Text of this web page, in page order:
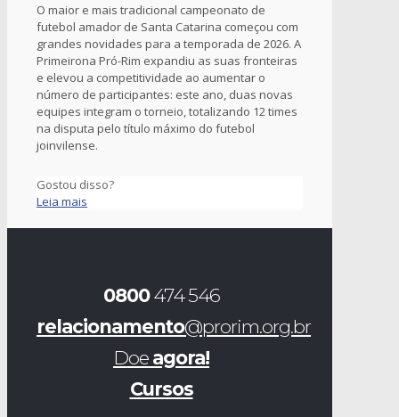
O maior e mais tradicional campeonato de
futebol amador de Santa Catarina começou com
grandes novidades para a temporada de 2026. A
Primeirona Pró-Rim expandiu as suas fronteiras
e elevou a competitividade ao aumentar o
número de participantes: este ano, duas novas
equipes integram o torneio, totalizando 12 times
na disputa pelo título máximo do futebol
joinvilense.
Gostou disso?
Leia mais
0800474 546
relacionamento@prorim.org.br
Doe agora!
Cursos